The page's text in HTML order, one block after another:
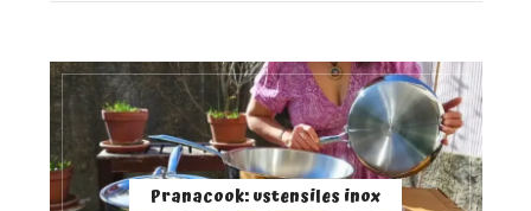
Pranacook: ustensiles inox